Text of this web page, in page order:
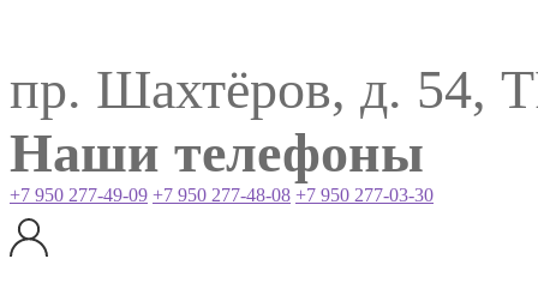
пр. Шахтёров, д. 54,
Наши телефоны
+7 950 277-49-09 +7 950 277-48-08 +7 950 277-03-30